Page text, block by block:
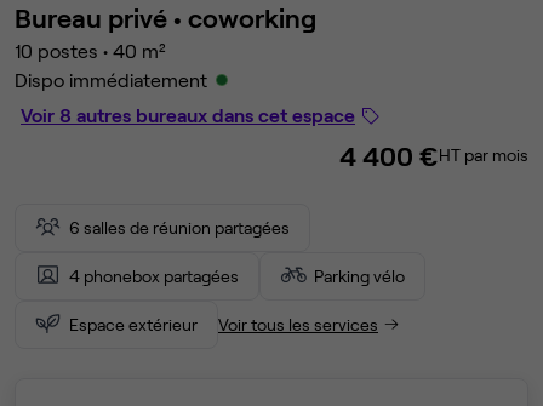
Bureau privé • coworking
10 postes • 40 m²
Dispo immédiatement
Voir 8 autres bureaux dans cet espace
4 400 €HT par mois
6 salles de réunion partagées
4 phonebox partagées Parking vélo
Espace extérieur Voir tous les services